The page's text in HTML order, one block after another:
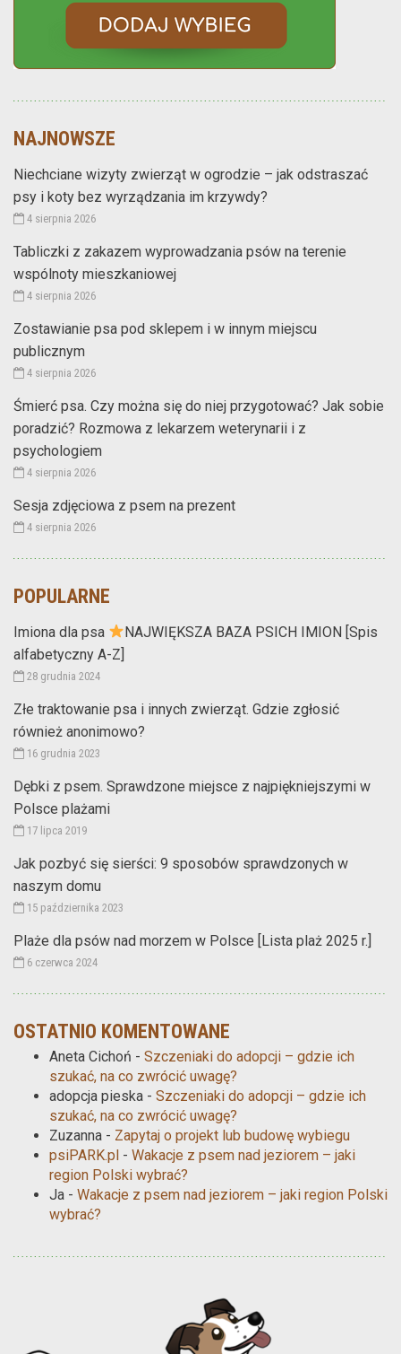
NAJNOWSZE
Niechciane wizyty zwierząt w ogrodzie – jak odstraszać
psy i koty bez wyrządzania im krzywdy?
4 sierpnia 2026
Tabliczki z zakazem wyprowadzania psów na terenie
wspólnoty mieszkaniowej
4 sierpnia 2026
Zostawianie psa pod sklepem i w innym miejscu
publicznym
4 sierpnia 2026
Śmierć psa. Czy można się do niej przygotować? Jak sobie
poradzić? Rozmowa z lekarzem weterynarii i z
psychologiem
4 sierpnia 2026
Sesja zdjęciowa z psem na prezent
4 sierpnia 2026
POPULARNE
Imiona dla psa
NAJWIĘKSZA BAZA PSICH IMION [Spis
alfabetyczny A-Z]
28 grudnia 2024
Złe traktowanie psa i innych zwierząt. Gdzie zgłosić
również anonimowo?
16 grudnia 2023
Dębki z psem. Sprawdzone miejsce z najpiękniejszymi w
Polsce plażami
17 lipca 2019
Jak pozbyć się sierści: 9 sposobów sprawdzonych w
naszym domu
15 października 2023
Plaże dla psów nad morzem w Polsce [Lista plaż 2025 r.]
6 czerwca 2024
OSTATNIO KOMENTOWANE
Aneta Cichoń - Szczeniaki do adopcji – gdzie ich
szukać, na co zwrócić uwagę?
adopcja pieska - Szczeniaki do adopcji – gdzie ich
szukać, na co zwrócić uwagę?
Zuzanna - Zapytaj o projekt lub budowę wybiegu
psiPARK.pl - Wakacje z psem nad jeziorem – jaki
region Polski wybrać?
Ja - Wakacje z psem nad jeziorem – jaki region Polski
wybrać?